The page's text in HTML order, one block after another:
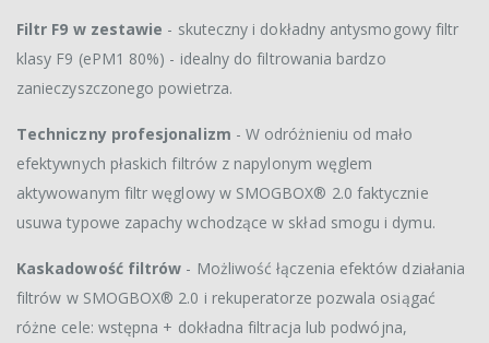
Filtr F9 w zestawie - skuteczny i dokładny antysmogowy filtr
klasy F9 (ePM1 80%) - idealny do filtrowania bardzo
zanieczyszczonego powietrza.
Techniczny profesjonalizm - W odróżnieniu od mało
efektywnych płaskich filtrów z napylonym węglem
aktywowanym filtr węglowy w SMOGBOX® 2.0 faktycznie
usuwa typowe zapachy wchodzące w skład smogu i dymu.
Kaskadowość filtrów - Możliwość łączenia efektów działania
filtrów w SMOGBOX® 2.0 i rekuperatorze pozwala osiągać
różne cele: wstępna + dokładna filtracja lub podwójna,